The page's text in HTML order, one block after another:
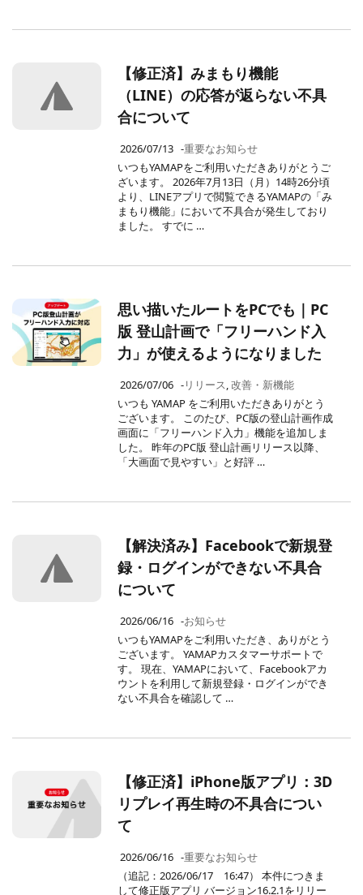
【修正済】みまもり機能
（LINE）の応答が返らない不具
合について
2026/07/13 -重要なお知らせ
いつもYAMAPをご利用いただきありがとうご
ざいます。 2026年7月13日（月）14時26分頃
より、LINEアプリで閲覧できるYAMAPの「み
まもり機能」において不具合が発生しており
ました。 すでに …
思い描いたルートをPCでも｜PC
版 登山計画で「フリーハンド入
力」が使えるようになりました
2026/07/06 -リリース,改善・新機能
いつも YAMAP をご利用いただきありがとう
ございます。 このたび、PC版の登山計画作成
画面に「フリーハンド入力」機能を追加しま
した。 昨年のPC版 登山計画リリース以降、
「大画面で見やすい」と好評 …
【解決済み】Facebookで新規登
録・ログインができない不具合
について
2026/06/16 -お知らせ
いつもYAMAPをご利用いただき、ありがとう
ございます。 YAMAPカスタマーサポートで
す。 現在、YAMAPにおいて、Facebookアカ
ウントを利用して新規登録・ログインができ
ない不具合を確認して …
【修正済】iPhone版アプリ：3D
リプレイ再生時の不具合につい
て
2026/06/16 -重要なお知らせ
（追記：2026/06/17 16:47） 本件につきま
して修正版アプリ バージョン16.2.1をリリー